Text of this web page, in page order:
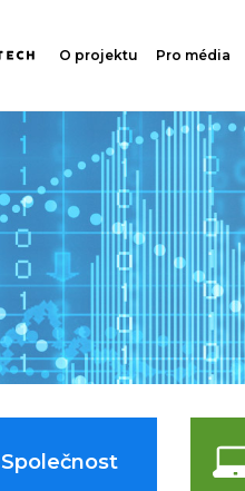
O projektu Pro média
Společnost